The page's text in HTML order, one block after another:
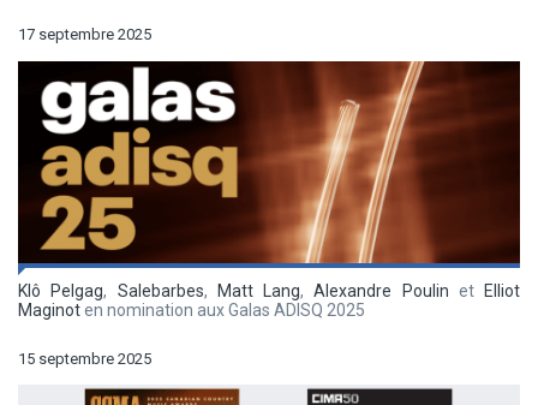
17 septembre 2025
Klô Pelgag, Salebarbes, Matt Lang,Alexandre Poulin et
Elliot
Maginoten nomination aux Galas ADISQ 2025
15 septembre 2025